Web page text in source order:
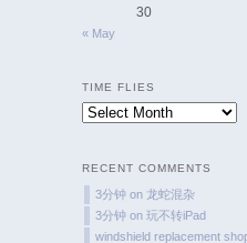
30
« May
TIME FLIES
Time
RECENT COMMENTS
3分钟 on 龙蛇混杂
3分钟 on玩不转iPad
windshield replacement